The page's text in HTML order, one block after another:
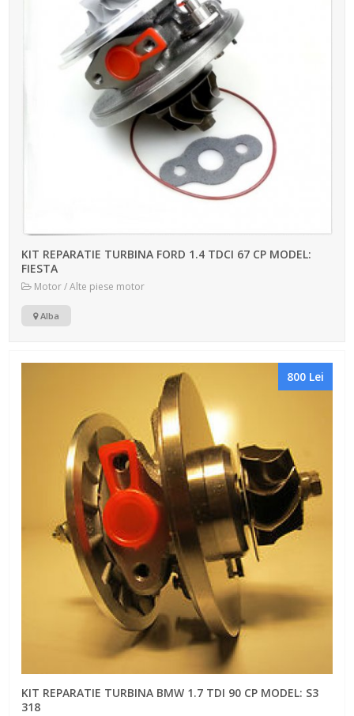
KIT REPARATIE TURBINA FORD 1.4 TDCI 67 CP MODEL:
FIESTA
Motor / Alte piese motor
Alba
800 Lei
KIT REPARATIE TURBINA BMW 1.7 TDI 90 CP MODEL: S3
318